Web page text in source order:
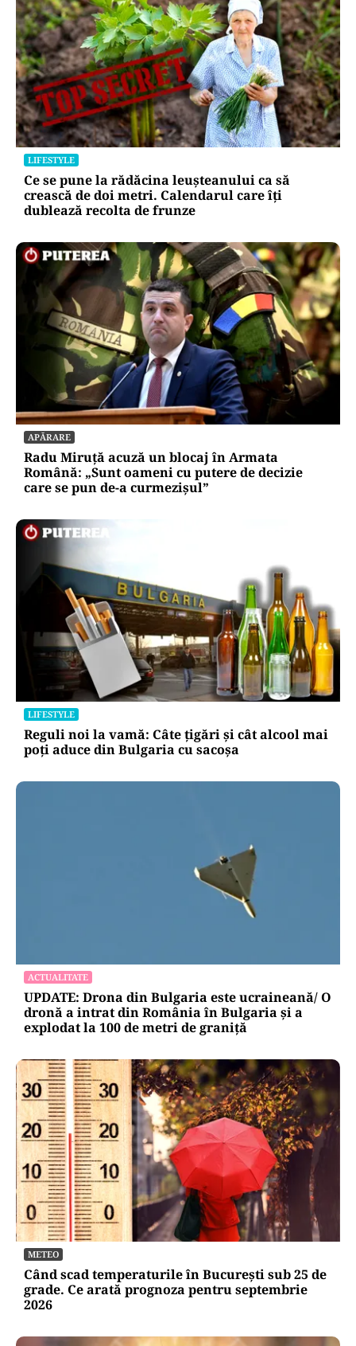
LIFESTYLE
Ce se pune la rădăcina leușteanului ca să
crească de doi metri. Calendarul care îți
dublează recolta de frunze
APĂRARE
Radu Miruță acuză un blocaj în Armata
Română: „Sunt oameni cu putere de decizie
care se pun de-a curmezișul”
LIFESTYLE
Reguli noi la vamă: Câte țigări și cât alcool mai
poți aduce din Bulgaria cu sacoșa
ACTUALITATE
UPDATE: Drona din Bulgaria este ucraineană/ O
dronă a intrat din România în Bulgaria şi a
explodat la 100 de metri de graniţă
METEO
Când scad temperaturile în București sub 25 de
grade. Ce arată prognoza pentru septembrie
2026